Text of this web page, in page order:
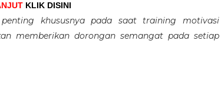
KLIK DISINI
khususnya pada saat training motivasi
memberikan dorongan semangat pada setiap